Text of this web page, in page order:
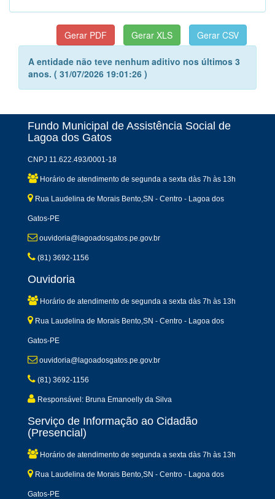
A entidade não teve nenhum aditivo nos últimos 3
anos. ( 31/07/2026 19:01:26 )
Fundo Municipal de Assistência Social de
Lagoa dos Gatos
CNPJ 11.622.493/0001-18
Horário de atendimento de segunda a sexta dàs 7h às 13h
Rua Laudelina de Morais Bento,SN - Centro - Lagoa dos
Gatos-PE
ouvidoria@lagoadosgatos.pe.gov.br
(81) 3692-1156
Ouvidoria
Horário de atendimento de segunda a sexta dàs 7h às 13h
Rua Laudelina de Morais Bento,SN - Centro - Lagoa dos
Gatos-PE
ouvidoria@lagoadosgatos.pe.gov.br
(81) 3692-1156
Responsável: Bruna Emanoelly da Silva
Serviço de Informação ao Cidadão
(Presencial)
Horário de atendimento de segunda a sexta dàs 7h às 13h
Rua Laudelina de Morais Bento,SN - Centro - Lagoa dos
Gatos-PE